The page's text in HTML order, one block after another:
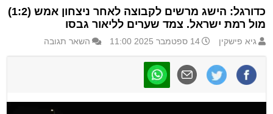
כדורגל: הישג מרשים לקבוצה לאחר ניצחון אמש (1:2)
מול רמת ישראל. צמד שערים לליאור גבסו
גיא פישקין 14 ספטמבר 2025 11:00 השאר תגובה